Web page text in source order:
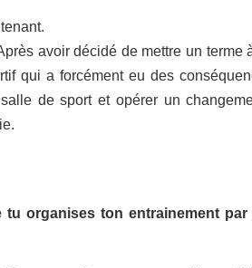
avoir décidé de mettre un terme
qui a forcément eu des
de sport et opérer un
organises ton entrainement